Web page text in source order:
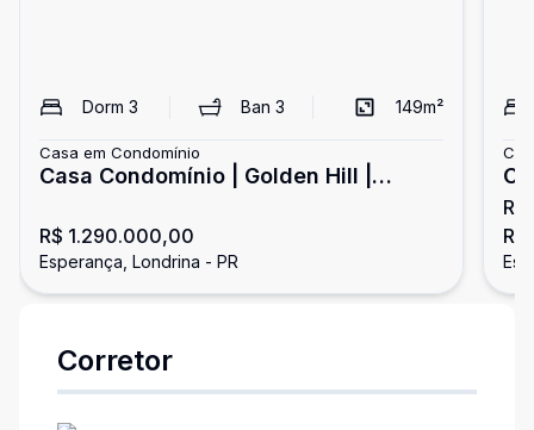
Dorm 3 Ban3 149m²
Casa em Condomínio
Casa Condomínio | Golden Hill |
R$ 1.290.000,00
Esperança, Londrina - PR
Corretor